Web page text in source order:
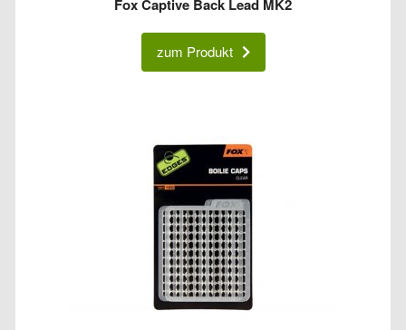
Fox Captive Back Lead MK2
zum Produkt